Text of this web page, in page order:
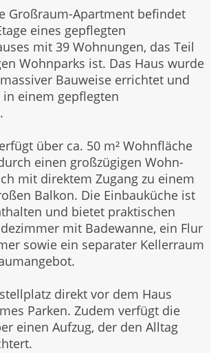
Großraum-Apartment befindet
eines gepflegten
mit 39 Wohnungen, das Teil
Wohnparks ist. Das Haus wurde
Bauweise errichtet und
einem gepflegten
über ca. 50 m² Wohnfläche
einen großzügigen Wohn-
mit direktem Zugang zu einem
Balkon. Die Einbauküche ist
und bietet praktischen
mit Badewanne, ein Flur
sowie ein separater Kellerraum
direkt vor dem Haus
Parken. Zudem verfügt die
einen Aufzug, der den Alltag